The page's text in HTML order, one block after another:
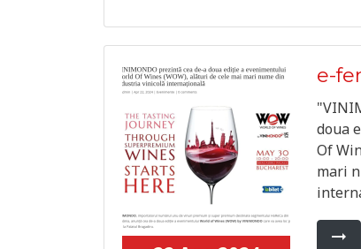
e-
doua
Of
mari
arrow_right_alt